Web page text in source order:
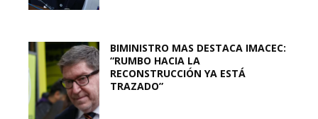
BIMINISTRO MAS DESTACA IMACEC:
“RUMBO HACIA LA
RECONSTRUCCIÓN YA ESTÁ
TRAZADO”